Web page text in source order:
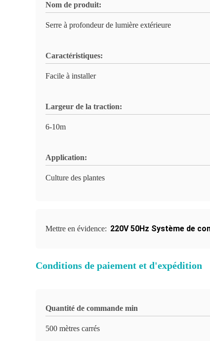
Nom de produit:
Serre à profondeur de lumière extérieure
Caractéristiques:
Facile à installer
Largeur de la traction:
6-10m
Application:
Culture des plantes
Mettre en évidence: 220V 50Hz Système de
Conditions de paiement et d'expédition
Quantité de commande min
500 mètres carrés